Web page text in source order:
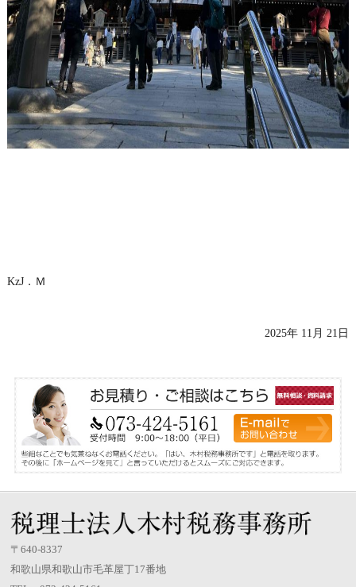
KzJ．Ｍ
2025年 11月 21日
〒640-8337
和歌山県和歌山市毛革屋丁17番地